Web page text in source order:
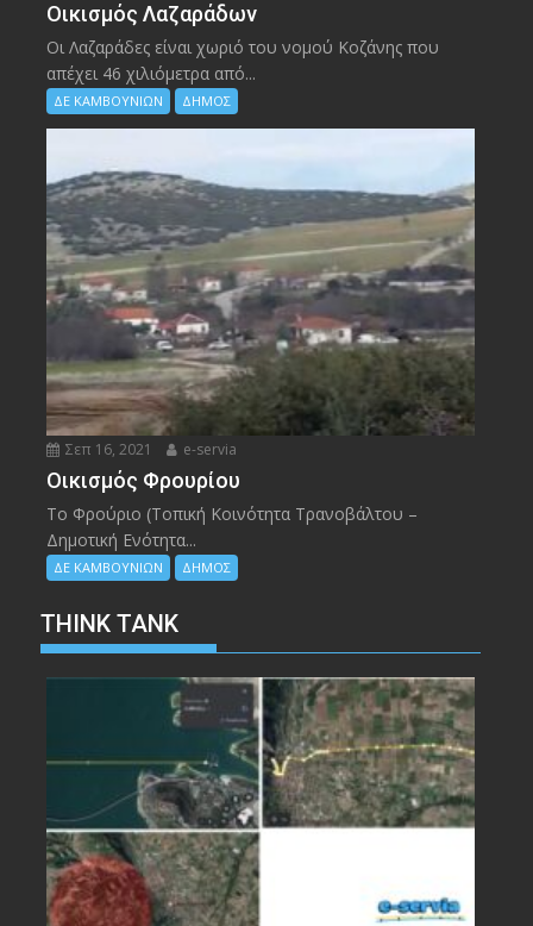
Οικισμός Λαζαράδων
Οι Λαζαράδες είναι χωριό του νομού Κοζάνης που
απέχει 46 χιλιόμετρα από...
ΔΕ ΚΑΜΒΟΥΝΙΩΝ ΔΗΜΟΣ
Σεπ 16, 2021 e-servia
Οικισμός Φρουρίου
Το Φρούριο (Τοπική Κοινότητα Τρανοβάλτου –
Δημοτική Ενότητα...
ΔΕ ΚΑΜΒΟΥΝΙΩΝ ΔΗΜΟΣ
THINK TANK